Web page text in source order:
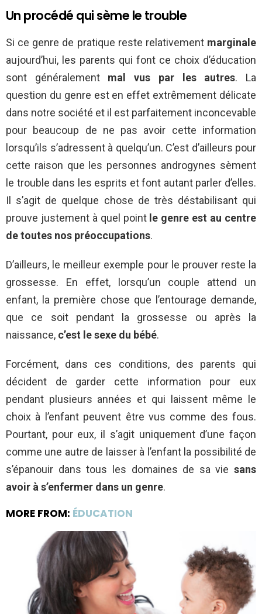
Un procédé qui sème le trouble
Si ce genre de pratique reste relativement marginale
aujourd’hui, les parents qui font ce choix d’éducation
sont généralement mal vus par les autres. La
question du genre est en effet extrêmement délicate
dans notre société et il est parfaitement inconcevable
pour beaucoup de ne pas avoir cette information
lorsqu’ils s’adressent à quelqu’un. C’est d’ailleurs pour
cette raison que les personnes androgynes sèment
le trouble dans les esprits et font autant parler d’elles.
Il s’agit de quelque chose de très déstabilisant qui
prouve justement à quel pointle genre est au centre
de toutes nos préoccupations.
D’ailleurs, le meilleur exemple pour le prouver reste la
grossesse. En effet, lorsqu’un couple attend un
enfant, la première chose que l’entourage demande,
que ce soit pendant la grossesse ou après la
naissance, c’est le sexe du bébé.
Forcément, dans ces conditions, des parents qui
décident de garder cette information pour eux
pendant plusieurs années et qui laissent même le
choix à l’enfant peuvent être vus comme des fous.
Pourtant, pour eux, il s’agit uniquement d’une façon
comme une autre de laisser à l’enfant la possibilité de
s’épanouir dans tous les domaines de sa vie sans
avoir à s’enfermer dans un genre.
MORE FROM: ÉDUCATION